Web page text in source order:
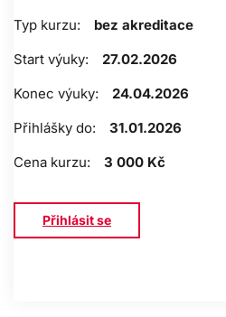
Typ kurzu:
bez akreditace
Start výuky:
27.02.2026
Konec výuky:
24.04.2026
Přihlášky do:
31.01.2026
Cena kurzu:
3 000 Kč
Přihlásit se